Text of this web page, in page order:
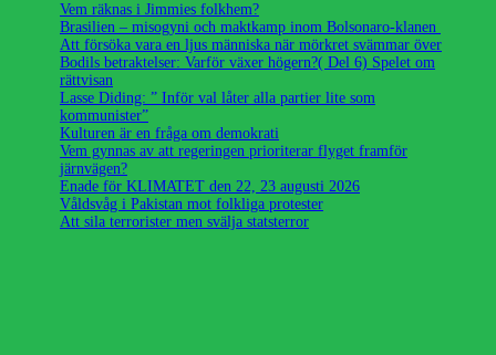
Vem räknas i Jimmies folkhem?
Brasilien – misogyni och maktkamp inom Bolsonaro-klanen
Att försöka vara en ljus människa när mörkret svämmar över
Bodils betraktelser: Varför växer högern?( Del 6) Spelet om
rättvisan
Lasse Diding: ” Inför val låter alla partier lite som
kommunister”
Kulturen är en fråga om demokrati
Vem gynnas av att regeringen prioriterar flyget framför
järnvägen?
Enade för KLIMATET den 22, 23 augusti 2026
Våldsvåg i Pakistan mot folkliga protester
Att sila terrorister men svälja statsterror